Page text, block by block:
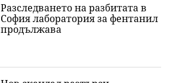
Разследването на разбитата в
София лаборатория за фентанил
продължава